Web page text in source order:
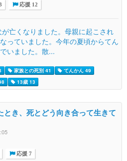
応援 12
亡くなりました。母親に起こされ
っていました。今年の夏頃からてん
いました。散...
家族との死別 41
てんかん 49
13歳 13
とき、死とどう向き合って生きて
応援 7